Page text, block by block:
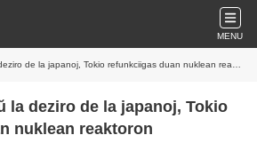
MENU
de la japanoj, Tokio refunkciigas duan nuklean reaktoron
la deziro de la japanoj, Tokio
nuklean reaktoron